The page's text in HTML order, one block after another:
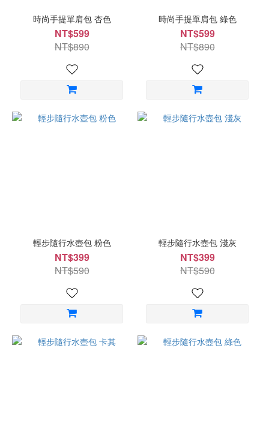
時尚手提單肩包 杏色
NT$599
NT$890
時尚手提單肩包 綠色
NT$599
NT$890
輕步隨行水壺包 粉色
NT$399
NT$590
輕步隨行水壺包 淺灰
NT$399
NT$590